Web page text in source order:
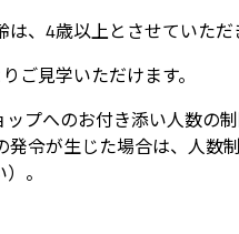
、4歳以上とさせていただ
ご見学いただけます。
プへのお付き添い人数の
発令が生じた場合は、人数
。